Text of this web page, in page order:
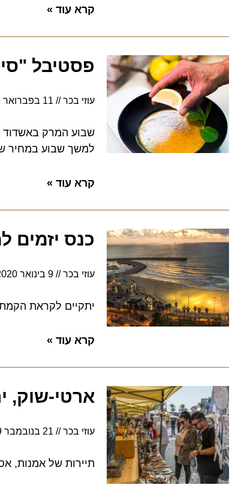
קרא עוד »
פסטיבל
עוזי בכר 11 בפברואר 2022
למשך שבוע במחיר של 10 ₪ בלבד ביוזמת החברה לתיירות אשדוד
קרא עוד »
כנס יזמים למלונאות
עוזי בכר 9 בינואר 2020 16:28
יתקיים לקראת הקמתם של כ-15 מלונות חדשים באשדוד ב-10
קרא עוד »
ארטי-שוק,
עוזי בכר 21 בנובמבר 2019
תיירות של אמנות,